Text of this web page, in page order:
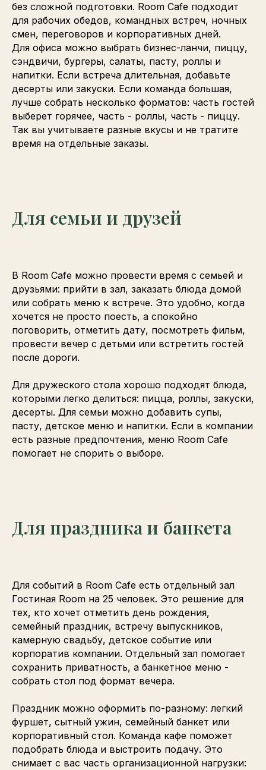
без сложной подготовки. Room Cafe подходит
для рабочих обедов, командных встреч, ночных
смен, переговоров и корпоративных дней.
Для офиса можно выбрать бизнес-ланчи, пиццу,
сэндвичи, бургеры, салаты, пасту, роллы и
напитки. Если встреча длительная, добавьте
десерты или закуски. Если команда большая,
лучше собрать несколько форматов: часть гостей
выберет горячее, часть - роллы, часть - пиццу.
Так вы учитываете разные вкусы и не тратите
время на отдельные заказы.
Для семьи и друзей
В Room Cafe можно провести время с семьей и
друзьями: прийти в зал, заказать блюда домой
или собрать меню к встрече. Это удобно, когда
хочется не просто поесть, а спокойно
поговорить, отметить дату, посмотреть фильм,
провести вечер с детьми или встретить гостей
после дороги.
Для дружеского стола хорошо подходят блюда,
которыми легко делиться: пицца, роллы, закуски,
десерты. Для семьи можно добавить супы,
пасту, детское меню и напитки. Если в компании
есть разные предпочтения, меню Room Cafe
помогает не спорить о выборе.
Для праздника и банкета
Для событий в Room Cafe есть отдельный зал
Гостиная Room на 25 человек. Это решение для
тех, кто хочет отметить день рождения,
семейный праздник, встречу выпускников,
камерную свадьбу, детское событие или
корпоратив компании. Отдельный зал помогает
сохранить приватность, а банкетное меню -
собрать стол под формат вечера.
Праздник можно оформить по-разному: легкий
фуршет, сытный ужин, семейный банкет или
корпоративный стол. Команда кафе поможет
подобрать блюда и выстроить подачу. Это
снимает с вас часть организационной нагрузки: